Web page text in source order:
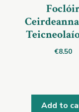
€8.50
Add to